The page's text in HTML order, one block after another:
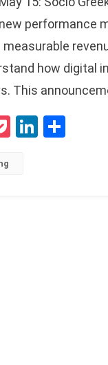
performance
how digital
This
PocketLinkedIn